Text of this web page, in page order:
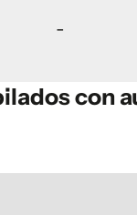
-
con